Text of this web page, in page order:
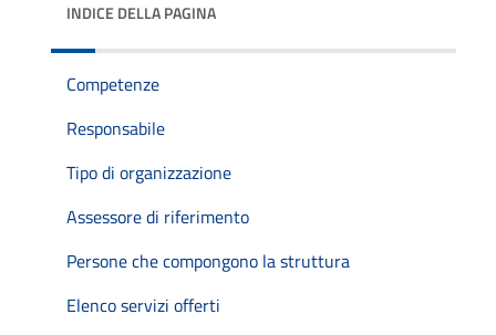
INDICE DELLA PAGINA
Competenze
Responsabile
Tipo di organizzazione
Assessore di riferimento
Persone che compongono la struttura
Elenco servizi offerti